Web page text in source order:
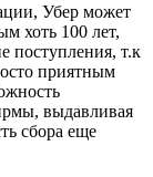
Убер может
хоть 100 лет,
поступления, т.к
приятным
выдавливая
сбора еще